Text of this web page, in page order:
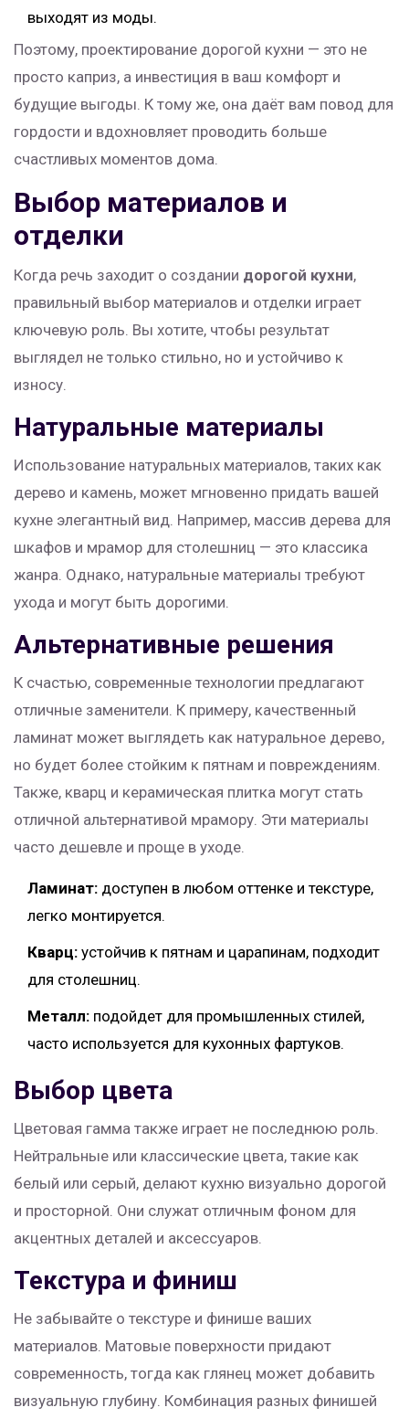
выходят из моды.
Поэтому, проектирование дорогой кухни — это не
просто каприз, а инвестиция в ваш комфорт и
будущие выгоды. К тому же, она даёт вам повод для
гордости и вдохновляет проводить больше
счастливых моментов дома.
Выбор материалов и
отделки
Когда речь заходит о создании дорогой кухни,
правильный выбор материалов и отделки играет
ключевую роль. Вы хотите, чтобы результат
выглядел не только стильно, но и устойчиво к
износу.
Натуральные материалы
Использование натуральных материалов, таких как
дерево и камень, может мгновенно придать вашей
кухне элегантный вид. Например, массив дерева для
шкафов и мрамор для столешниц — это классика
жанра. Однако, натуральные материалы требуют
ухода и могут быть дорогими.
Альтернативные решения
К счастью, современные технологии предлагают
отличные заменители. К примеру, качественный
ламинат может выглядеть как натуральное дерево,
но будет более стойким к пятнам и повреждениям.
Также, кварц и керамическая плитка могут стать
отличной альтернативой мрамору. Эти материалы
часто дешевле и проще в уходе.
Ламинат: доступен в любом оттенке и текстуре,
легко монтируется.
Кварц: устойчив к пятнам и царапинам, подходит
для столешниц.
Металл: подойдет для промышленных стилей,
часто используется для кухонных фартуков.
Выбор цвета
Цветовая гамма также играет не последнюю роль.
Нейтральные или классические цвета, такие как
белый или серый, делают кухню визуально дорогой
и просторной. Они служат отличным фоном для
акцентных деталей и аксессуаров.
Текстура и финиш
Не забывайте о текстуре и финише ваших
материалов. Матовые поверхности придают
современность, тогда как глянец может добавить
визуальную глубину. Комбинация разных финишей